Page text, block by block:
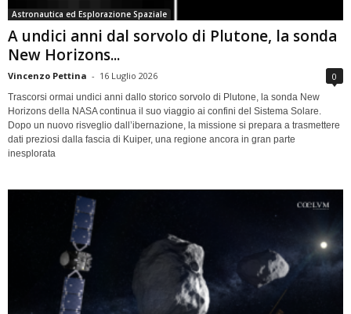
Astronautica ed Esplorazione Spaziale
A undici anni dal sorvolo di Plutone, la sonda
New Horizons...
Vincenzo Pettina - 16 Luglio 2026 0
Trascorsi ormai undici anni dallo storico sorvolo di Plutone, la sonda New
Horizons della NASA continua il suo viaggio ai confini del Sistema Solare.
Dopo un nuovo risveglio dall’ibernazione, la missione si prepara a trasmettere
dati preziosi dalla fascia di Kuiper, una regione ancora in gran parte
inesplorata